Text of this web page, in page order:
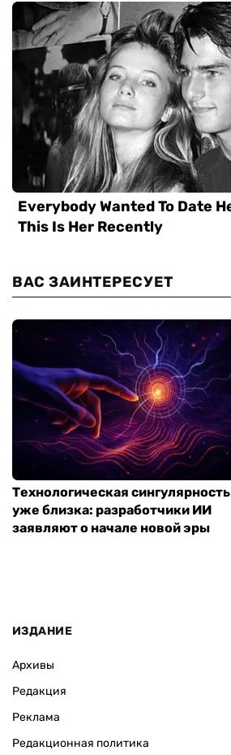
ВАС ЗАИНТЕРЕСУЕТ
Технологическая сингулярность
уже близка: разработчики ИИ
заявляют о начале новой эры
ИЗДАНИЕ
Архивы
Редакция
Реклама
Редакционная политика